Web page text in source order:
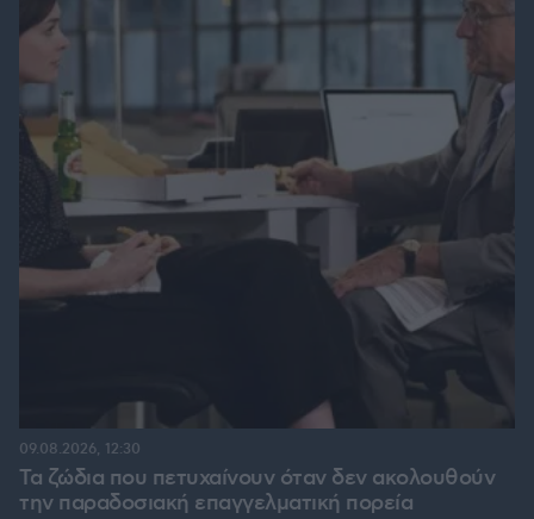
Τα ζώδια που πετυχαίνουν όταν δεν ακολουθούν
την παραδοσιακή επαγγελματική πορεία
09.08.2026, 12:30